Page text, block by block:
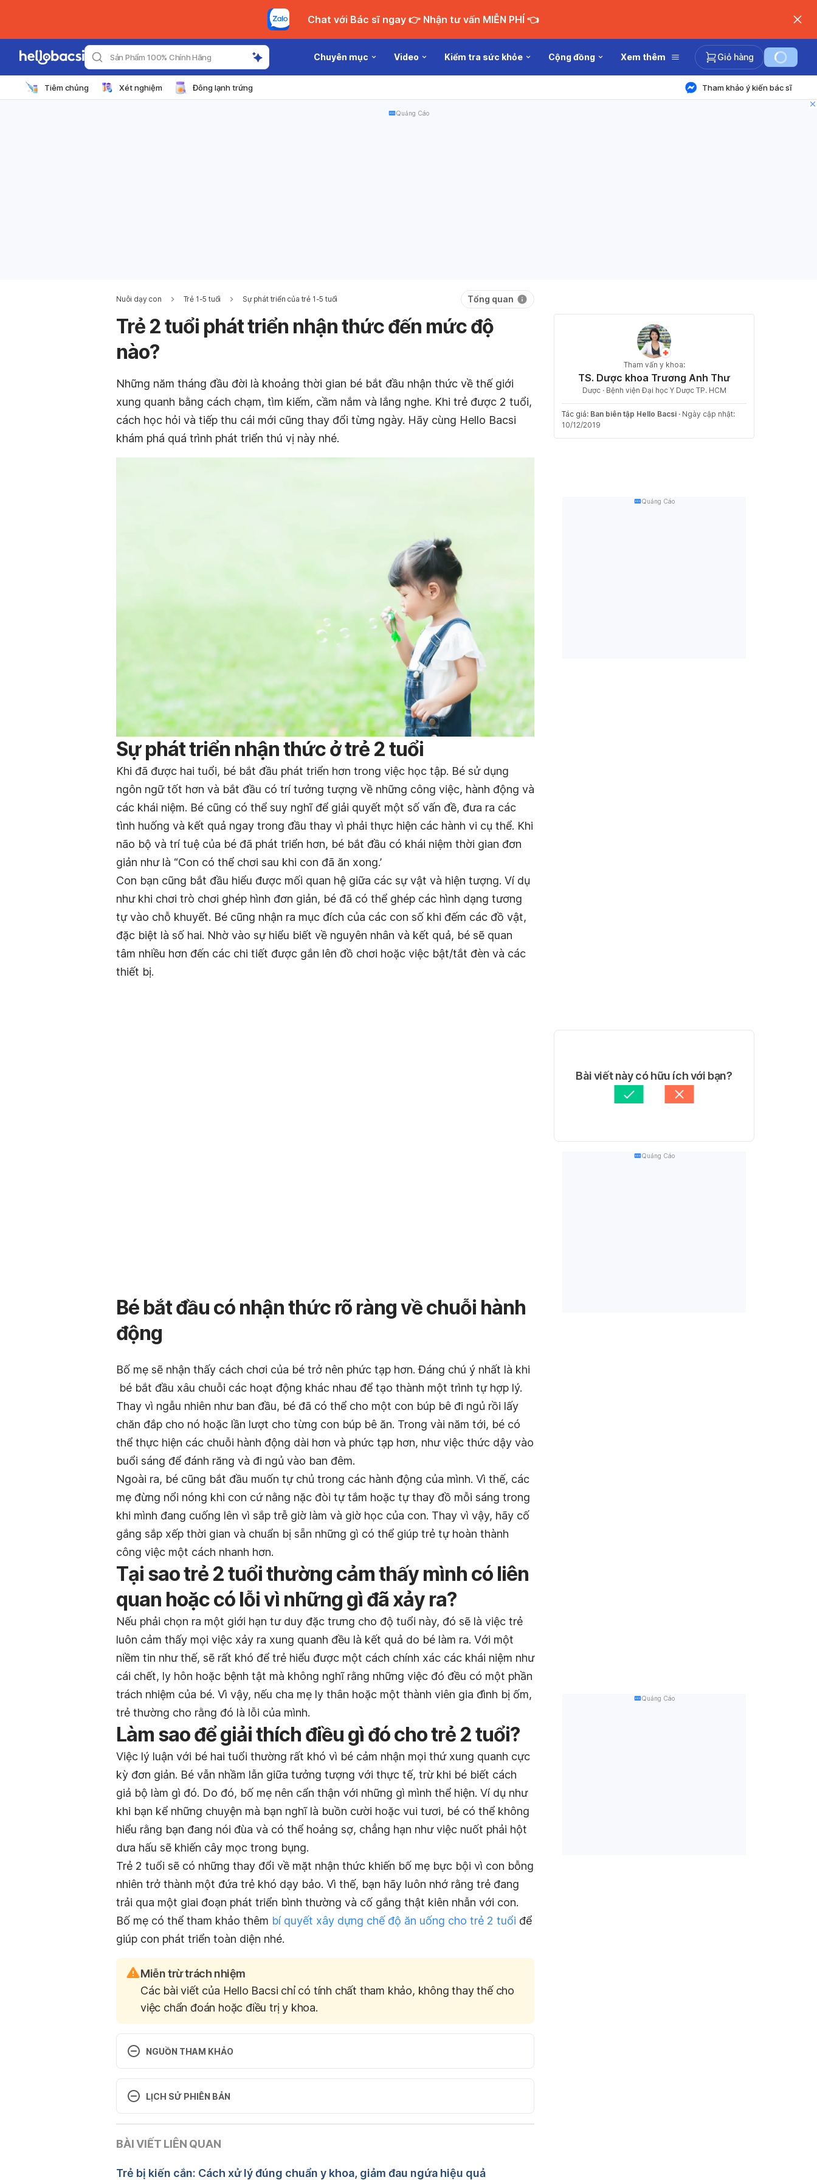
Chat với Bác sĩ ngay 👉 Nhận tư vấn MIỄN PHÍ 👈
Sản Phẩm 100% Chính Hãng Chuyên mục Video Kiểm tra sức khỏe Cộng đồng Xem thêm Giỏ hàng
Tiêm chủng Xét nghiệm Đông lạnh trứng Tham khảo ý kiến bác sĩ
Quảng Cáo
Nuôi dạy con Trẻ 1-5 tuổi Sự phát triển của trẻ 1-5 tuổi Tổng quan
Trẻ 2 tuổi phát triển nhận thức đến mức độ
nào?
Những năm tháng đầu đời là khoảng thời gian bé bắt đầu nhận thức về thế giới
xung quanh bằng cách chạm, tìm kiếm, cầm nắm và lắng nghe. Khi trẻ được 2 tuổi,
cách học hỏi và tiếp thu cái mới cũng thay đổi từng ngày. Hãy cùng Hello Bacsi
khám phá quá trình phát triển thú vị này nhé.
Sự phát triển nhận thức ở trẻ 2 tuổi
Khi đã được hai tuổi, bé bắt đầu phát triển hơn trong việc học tập. Bé sử dụng
ngôn ngữ tốt hơn và bắt đầu có trí tưởng tượng về những công việc, hành động và
các khái niệm. Bé cũng có thể suy nghĩ để giải quyết một số vấn đề, đưa ra các
tình huống và kết quả ngay trong đầu thay vì phải thực hiện các hành vi cụ thể. Khi
não bộ và trí tuệ của bé đã phát triển hơn, bé bắt đầu có khái niệm thời gian đơn
giản như là “Con có thể chơi sau khi con đã ăn xong.’
Con bạn cũng bắt đầu hiểu được mối quan hệ giữa các sự vật và hiện tượng. Ví dụ
như khi chơi trò chơi ghép hình đơn giản, bé đã có thể ghép các hình dạng tương
tự vào chỗ khuyết. Bé cũng nhận ra mục đích của các con số khi đếm các đồ vật,
đặc biệt là số hai. Nhờ vào sự hiểu biết về nguyên nhân và kết quả, bé sẽ quan
tâm nhiều hơn đến các chi tiết được gắn lên đồ chơi hoặc việc bật/tắt đèn và các
thiết bị.
Bé bắt đầu có nhận thức rõ ràng về chuỗi hành
động
Bố mẹ sẽ nhận thấy cách chơi của bé trở nên phức tạp hơn. Đáng chú ý nhất là khi
bé bắt đầu xâu chuỗi các hoạt động khác nhau để tạo thành một trình tự hợp lý.
Thay vì ngẫu nhiên như ban đầu, bé đã có thể cho một con búp bê đi ngủ rồi lấy
chăn đắp cho nó hoặc lần lượt cho từng con búp bê ăn. Trong vài năm tới, bé có
thể thực hiện các chuỗi hành động dài hơn và phức tạp hơn, như việc thức dậy vào
buổi sáng để đánh răng và đi ngủ vào ban đêm.
Ngoài ra, bé cũng bắt đầu muốn tự chủ trong các hành động của mình. Vì thế, các
mẹ đừng nổi nóng khi con cứ nằng nặc đòi tự tắm hoặc tự thay đồ mỗi sáng trong
khi mình đang cuống lên vì sắp trễ giờ làm và giờ học của con. Thay vì vậy, hãy cố
gắng sắp xếp thời gian và chuẩn bị sẵn những gì có thể giúp trẻ tự hoàn thành
công việc một cách nhanh hơn.
Tại sao trẻ 2 tuổi thường cảm thấy mình có liên
quan hoặc có lỗi vì những gì đã xảy ra?
Nếu phải chọn ra một giới hạn tư duy đặc trưng cho độ tuổi này, đó sẽ là việc trẻ
luôn cảm thấy mọi việc xảy ra xung quanh đều là kết quả do bé làm ra. Với một
niềm tin như thế, sẽ rất khó để trẻ hiểu được một cách chính xác các khái niệm như
cái chết, ly hôn hoặc bệnh tật mà không nghĩ rằng những việc đó đều có một phần
trách nhiệm của bé. Vì vậy, nếu cha mẹ ly thân hoặc một thành viên gia đình bị ốm,
trẻ thường cho rằng đó là lỗi của mình.
Làm sao để giải thích điều gì đó cho trẻ 2 tuổi?
Việc lý luận với bé hai tuổi thường rất khó vì bé cảm nhận mọi thứ xung quanh cực
kỳ đơn giản. Bé vẫn nhầm lẫn giữa tưởng tượng với thực tế, trừ khi bé biết cách
giả bộ làm gì đó. Do đó, bố mẹ nên cẩn thận với những gì mình thể hiện. Ví dụ như
khi bạn kể những chuyện mà bạn nghĩ là buồn cười hoặc vui tươi, bé có thể không
hiểu rằng bạn đang nói đùa và có thể hoảng sợ, chẳng hạn như việc nuốt phải hột
dưa hấu sẽ khiến cây mọc trong bụng.
Trẻ 2 tuổi sẽ có những thay đổi về mặt nhận thức khiến bố mẹ bực bội vì con bỗng
nhiên trở thành một đứa trẻ khó dạy bảo. Vì thế, bạn hãy luôn nhớ rằng trẻ đang
trải qua một giai đoạn phát triển bình thường và cố gắng thật kiên nhẫn với con.
Bố mẹ có thể tham khảo thêm bí quyết xây dựng chế độ ăn uống cho trẻ 2 tuổi để
giúp con phát triển toàn diện nhé.
Miễn trừ trách nhiệm
Các bài viết của Hello Bacsi chỉ có tính chất tham khảo, không thay thế cho
việc chẩn đoán hoặc điều trị y khoa.
NGUỒN THAM KHẢO
stages/toddler/Pages/Cognitive-Development-Two-Year-Old.aspx . Ngày truy cập
4/7/2016
101. www.parents.com/toddlers-preschoolers/development/intellectual/how-toddlers-
LỊCH SỬ PHIÊN BẢN
10/12/2019
BÀI VIẾT LIÊN QUAN
Trẻ bị kiến cắn: Cách xử lý đúng chuẩn y khoa, giảm đau ngứa hiệu quả
Tham vấn y khoa:
TS. Dược khoa Trương Anh Thư
Dược · Bệnh viện Đại học Y Dược TP. HCM
Tác giả: Ban biên tập Hello Bacsi · Ngày cập nhật:
10/12/2019
Quảng Cáo
Bài viết này có hữu ích với bạn?
Quảng Cáo
Quảng Cáo